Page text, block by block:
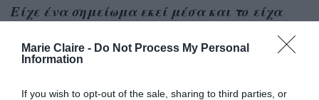
Marie Claire - Do Not Process My Personal
Information
If you wish to opt-out of the sale, sharing to third parties, or
Είχε ένα σημείωμα εκεί μέσα και το είχα
είπε χωρίς
να αναφερθεί στο τι έγραφε το μήνυμα.
Λίγο νωρίτερα έχει παραδεχθεί πως στην